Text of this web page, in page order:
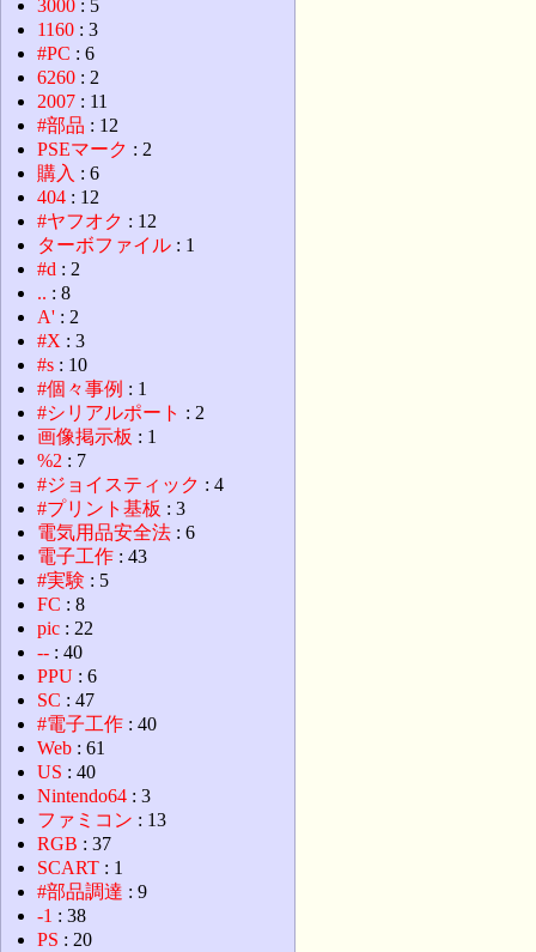
3000 : 5
1160 : 3
#PC : 6
6260 : 2
2007 : 11
#部品 : 12
PSEマーク : 2
購入 : 6
404 : 12
#ヤフオク : 12
ターボファイル : 1
#d : 2
.. : 8
A' : 2
#X : 3
#s : 10
#個々事例 : 1
#シリアルポート : 2
画像掲示板 : 1
%2 : 7
#ジョイスティック : 4
#プリント基板 : 3
電気用品安全法 : 6
電子工作 : 43
#実験 : 5
FC : 8
pic : 22
-- : 40
PPU : 6
SC : 47
#電子工作 : 40
Web : 61
US : 40
Nintendo64 : 3
ファミコン : 13
RGB : 37
SCART : 1
#部品調達 : 9
-1 : 38
PS : 20